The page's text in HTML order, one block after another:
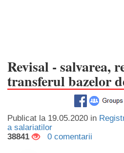
Revisal - salvarea,
transferul bazelor
Publicat la 19.05.2020 in
a salariatilor
38841
0 comentarii